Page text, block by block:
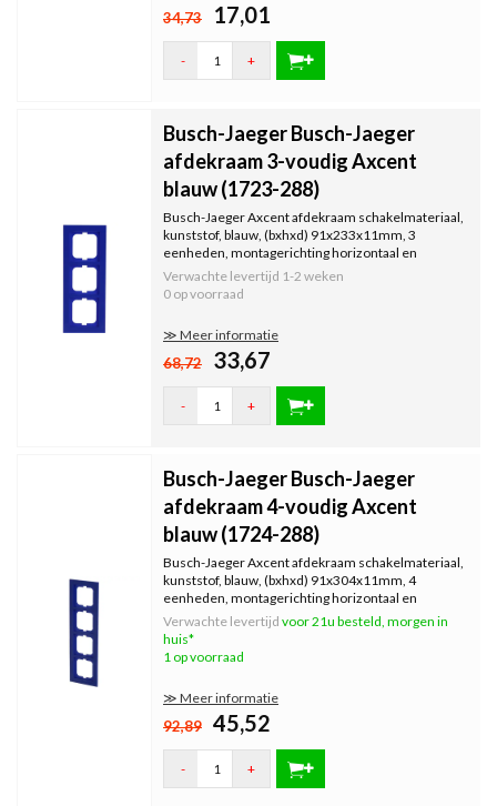
34,73 17,01
- +
Busch-Jaeger Busch-Jaeger
afdekraam 3-voudig Axcent
blauw (1723-288)
Busch-Jaeger Axcent afdekraam schakelmateriaal,
kunststof, blauw, (bxhxd) 91x233x11mm, 3
eenheden, montagerichting horizontaal en
verticaal, geschikt voor...
Verwachte levertijd 1-2 weken
0 op voorraad
≫ Meer informatie
68,72 33,67
- +
Busch-Jaeger Busch-Jaeger
afdekraam 4-voudig Axcent
blauw (1724-288)
Busch-Jaeger Axcent afdekraam schakelmateriaal,
kunststof, blauw, (bxhxd) 91x304x11mm, 4
eenheden, montagerichting horizontaal en
verticaal, geschikt voor...
Verwachte levertijd voor 21u besteld, morgen in
huis*
1 op voorraad
≫ Meer informatie
92,89 45,52
- +